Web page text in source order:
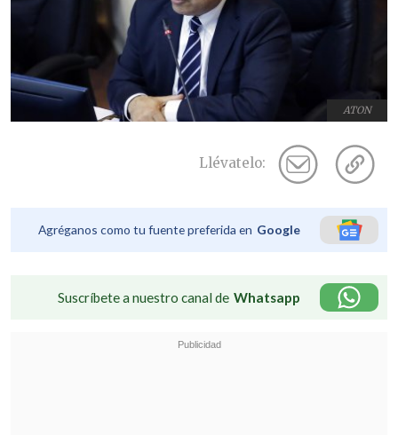
ATON
Llévatelo:
Agréganos como tu fuente preferida en Google
Suscríbete a nuestro canal de Whatsapp